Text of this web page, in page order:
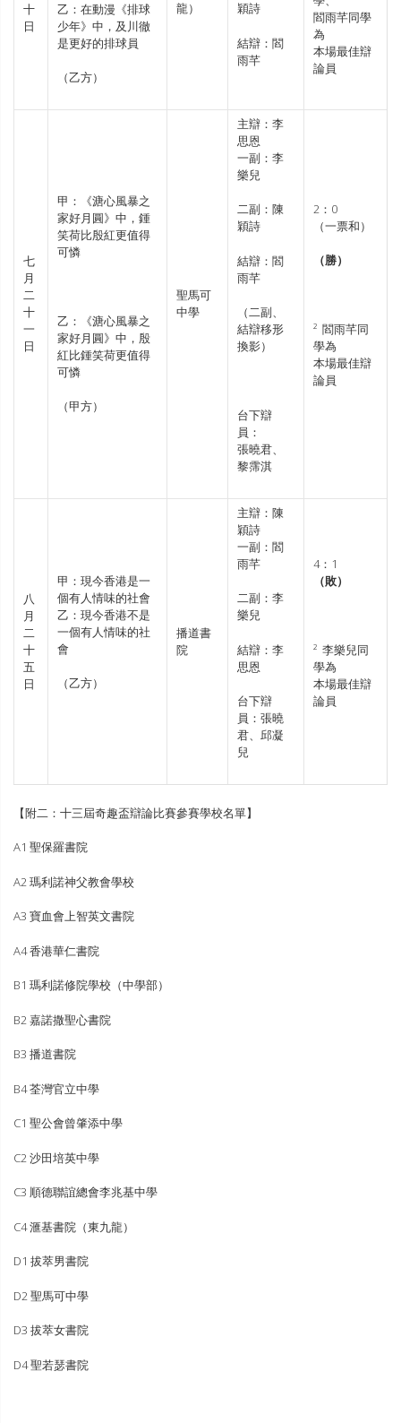
十
日
乙：在動漫《排球
少年》中，及川徹
是更好的排球員
（乙方）
龍） 穎詩
結辯：閻
雨芊
閻雨芊同學
為
本場最佳辯
論員
七
月
二
十
一
日
甲：《溏心風暴之
家好月圓》中，鍾
笑荷比殷紅更值得
可憐
乙：《溏心風暴之
家好月圓》中，殷
紅比鍾笑荷更值得
可憐
（甲方）
聖馬可
中學
主辯：李
思恩
一副：李
樂兒
二副：陳
穎詩
結辯：閻
雨芊
（二副、
結辯移形
換影）
台下辯
員：
張曉君、
黎霈淇
2：0
（一票和）
（勝）
² 閻雨芊同
學為
本場最佳辯
論員
八
月
二
十
五
日
甲：現今香港是一
個有人情味的社會
乙：現今香港不是
一個有人情味的社
會
（乙方）
播道書
院
主辯：陳
穎詩
一副：閻
雨芊
二副：李
樂兒
結辯：李
思恩
台下辯
員：張曉
君、邱凝
兒
4：1
（敗）
² 李樂兒同
學為
本場最佳辯
論員
【附二：十三屆奇趣盃辯論比賽參賽學校名單】
A1 聖保羅書院
A2 瑪利諾神父教會學校
A3 寶血會上智英文書院
A4 香港華仁書院
B1 瑪利諾修院學校（中學部）
B2 嘉諾撒聖心書院
B3 播道書院
B4 荃灣官立中學
C1 聖公會曾肇添中學
C2 沙田培英中學
C3 順德聯誼總會李兆基中學
C4 滙基書院（東九龍）
D1 拔萃男書院
D2 聖馬可中學
D3 拔萃女書院
D4 聖若瑟書院